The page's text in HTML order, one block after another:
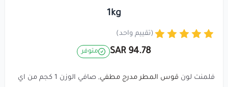
1kg
(تقييم واحد)
94.78 SAR متوفر
فلمنت لون قوس المطر مدرج مطفي , صافي الوزن 1 كجم من اي